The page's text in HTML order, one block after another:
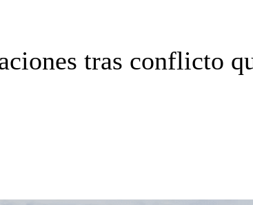
tras conflicto